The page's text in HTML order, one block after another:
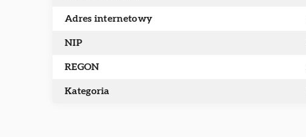
Adres internetowy
NIP
REGON
Kategoria